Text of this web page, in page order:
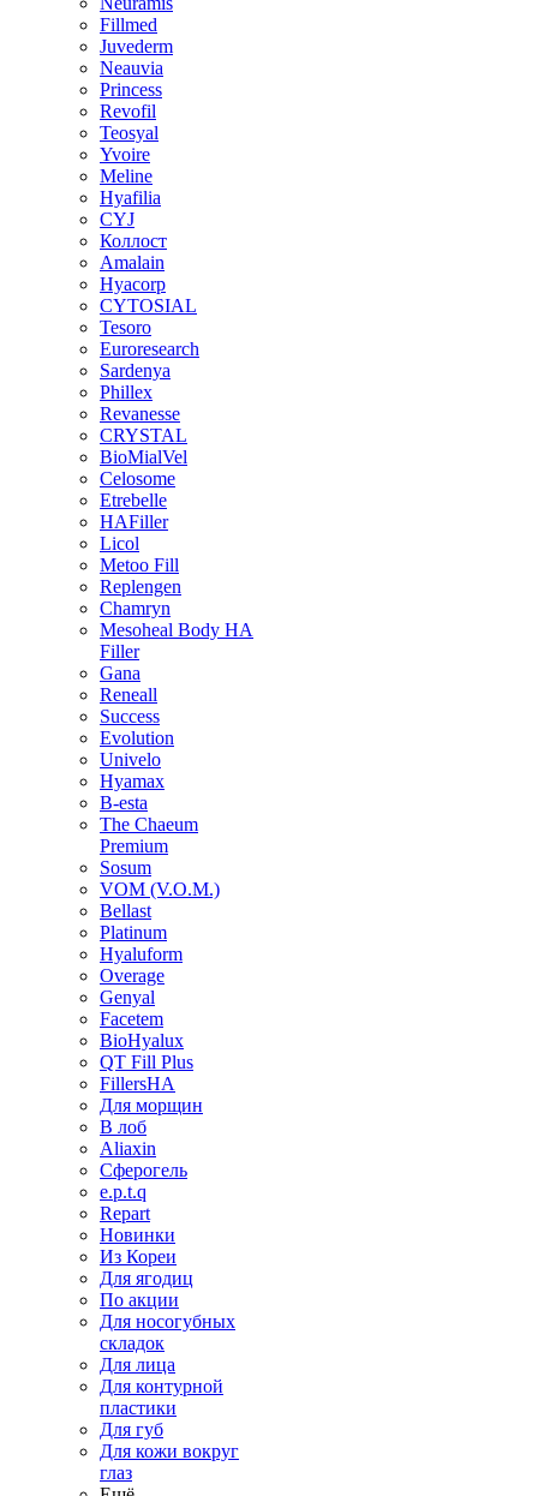
Fillmed
Juvederm
Neauvia
Princess
Revofil
Teosyal
Yvoire
Meline
Hyafilia
CYJ
Коллост
Amalain
Hyacorp
CYTOSIAL
Tesoro
Euroresearch
Sardenya
Phillex
Revanesse
CRYSTAL
BioMialVel
Celosome
Etrebelle
HAFiller
Licol
Metoo Fill
Replengen
Chamryn
Mesoheal Body HA
Filler
Gana
Reneall
Success
Evolution
Univelo
Hyamax
B-esta
The Chaeum
Premium
Sosum
VOM (V.O.M.)
Bellast
Platinum
Hyaluform
Overage
Genyal
Facetem
BioHyalux
QT Fill Plus
FillersHA
Для морщин
В лоб
Aliaxin
Сферогель
e.p.t.q
Repart
Новинки
Из Кореи
Для ягодиц
По акции
Для носогубных
складок
Для лица
Для контурной
пластики
Для губ
Для кожи вокруг
глаз